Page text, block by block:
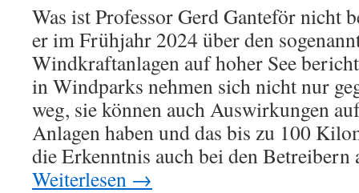
Was ist Professor Gerd Ganteför nicht
er im Frühjahr 2024 über den
Windkraftanlagen auf hoher See
in Windparks nehmen sich nicht nur
weg, sie können auch Auswirkungen
Anlagen haben und das bis zu 100
die Erkenntnis auch bei den Betreibern
Weiterlesen →